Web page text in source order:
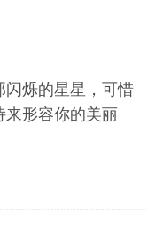
闪烁的星星，可惜
来形容你的美丽